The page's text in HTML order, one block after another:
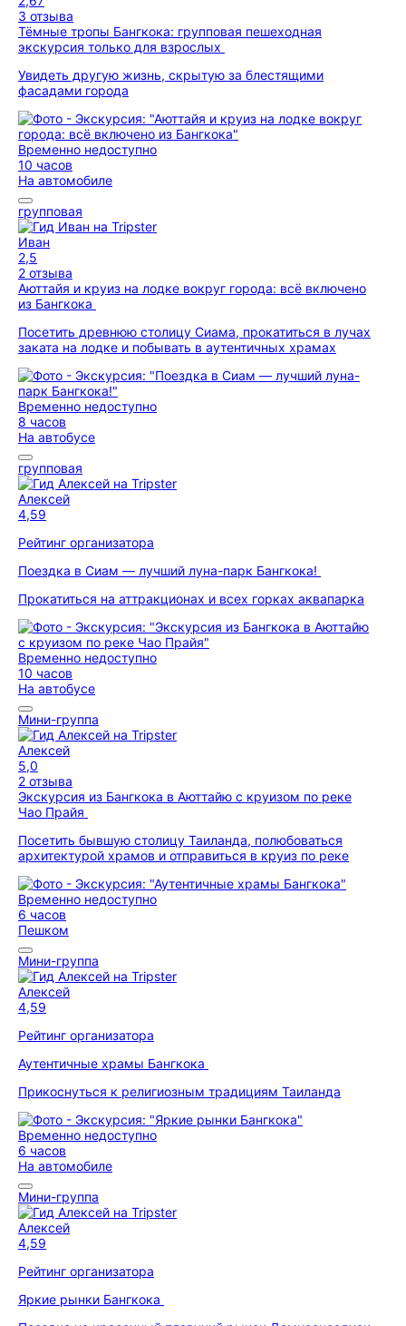
3 отзыва
Тёмные тропы Бангкока: групповая пешеходная
экскурсия только для взрослых
Увидеть другую жизнь, скрытую за блестящими
фасадами города
Временно недоступно
10 часов
На автомобиле
групповая
Иван
2,5
2 отзыва
Аюттайя и круиз на лодке вокруг города: всё включено
из Бангкока
Посетить древнюю столицу Сиама, прокатиться в лучах
заката на лодке и побывать в аутентичных храмах
Временно недоступно
8 часов
На автобусе
групповая
Алексей
4,59
Рейтинг организатора
Поездка в Сиам — лучший луна-парк Бангкока!
Прокатиться на аттракционах и всех горках аквапарка
Временно недоступно
10 часов
На автобусе
Мини-группа
Алексей
5,0
2 отзыва
Экскурсия из Бангкока в Аюттайю с круизом по реке
Чао Прайя
Посетить бывшую столицу Таиланда, полюбоваться
архитектурой храмов и отправиться в круиз по реке
Временно недоступно
6 часов
Пешком
Мини-группа
Алексей
4,59
Рейтинг организатора
Аутентичные храмы Бангкока
Прикоснуться к религиозным традициям Таиланда
Временно недоступно
6 часов
На автомобиле
Мини-группа
Алексей
4,59
Рейтинг организатора
Яркие рынки Бангкока